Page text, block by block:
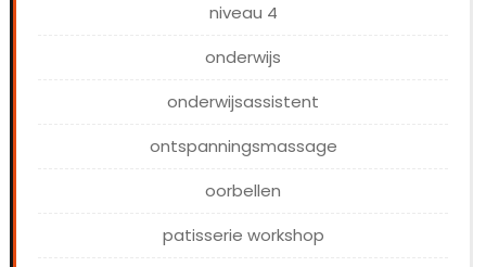
niveau 4
onderwijs
onderwijsassistent
ontspanningsmassage
oorbellen
patisserie workshop